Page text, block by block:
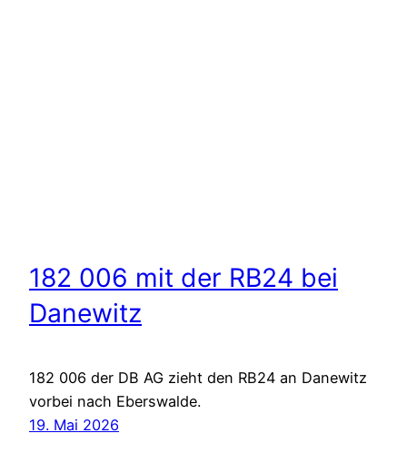
182 006 mit der RB24 bei
Danewitz
182 006 der DB AG zieht den RB24 an Danewitz
vorbei nach Eberswalde.
19. Mai 2026